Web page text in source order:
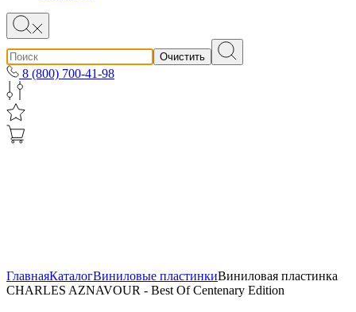
Очистить
8 (800) 700-41-98
ГлавнаяКаталогВиниловые пластинкиВиниловая пластинка
CHARLES AZNAVOUR - Best Of Centenary Edition